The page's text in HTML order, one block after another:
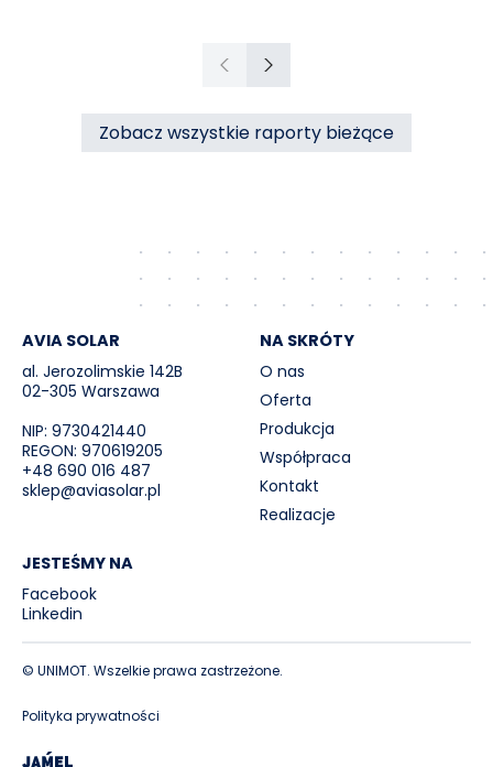
Dziedzicach („PIM”), dotyczącej sprzedaży
ciepła do miasta Czechowice-Dziedzice
PoprzedniNastępny
Zobacz wszystkie raporty bieżące
AVIA SOLAR
al. Jerozolimskie 142B
02-305 Warszawa
NIP: 9730421440
REGON: 970619205
+48 690 016 487
sklep@aviasolar.pl
NA SKRÓTY
O nas
Oferta
Produkcja
Współpraca
Kontakt
Realizacje
JESTEŚMY NA
Facebook
Linkedin
© UNIMOT. Wszelkie prawa zastrzeżone.
Polityka prywatności